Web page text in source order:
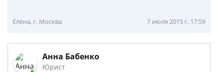
Елена, г. Москва 7 июля 2015 г. 17:59
Анна Бабенко
Юрист